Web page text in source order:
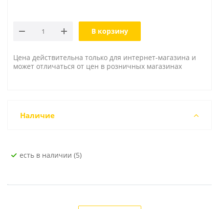
В корзину
Цена действительна только для интернет-магазина и
может отличаться от цен в розничных магазинах
Наличие
Есть в наличии (5)